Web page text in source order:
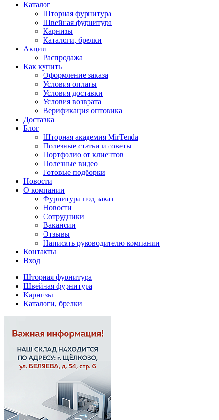
Каталог
Шторная фурнитура
Швейная фурнитура
Карнизы
Каталоги, брелки
Акции
Распродажа
Как купить
Оформление заказа
Условия оплаты
Условия доставки
Условия возврата
Верификация оптовика
Доставка
Блог
Шторная академия MirTenda
Полезные статьи и советы
Портфолио от клиентов
Полезные видео
Готовые подборки
Новости
О компании
Фурнитура под заказ
Новости
Сотрудники
Вакансии
Отзывы
Написать руководителю компании
Контакты
Вход
Шторная фурнитура
Швейная фурнитура
Карнизы
Каталоги, брелки